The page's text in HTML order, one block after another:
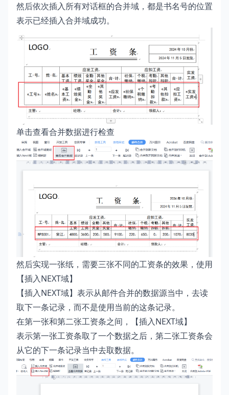
然后依次插入所有对话框的合并域，都是书名号的位置
表示已经插入合并域成功。
单击查看合并数据进行检查
然后实现一张纸，需要三张不同的工资条的效果，使用
【插入NEXT域】
【插入NEXT域】表示从邮件合并的数据源当中，去读
取下一条记录，而不是使用当前的这条记录。
在第一张和第二张工资条之间，【插入NEXT域】
表示第一张工资条取了一个数据之后，第二张工资条会
从它的下一条记录当中去取数据。